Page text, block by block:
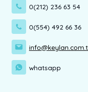
0(212) 236 63 54
0(554) 492 66 36
whatsapp